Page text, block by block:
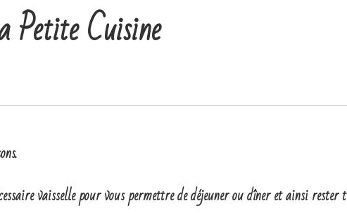
Petite Cuisine
vaisselle pour vous permettre de déjeuner ou dîner et ainsi